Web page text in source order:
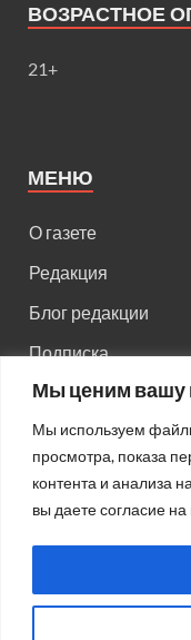
Мы ценим вашу
Мы используем
просмотра, показа
контента и анализа
вы даете согласие
ВОЗРАСТНОЕ
21+
МЕНЮ
О газете
Редакция
Блог редакции
Подписка
Правила
Реклама
Старый сайт
Старый HTML сайт